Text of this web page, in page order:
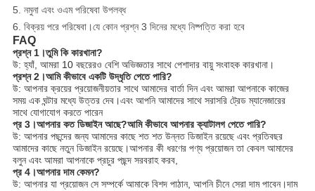
5. নমুনা এবং ওএম পরিষেবা উপলব্ধ
6. বিক্রয় পরে পরিষেবা।যে কোন প্রশ্ন 3 দিনের মধ্যে নিষ্পত্তি করা হবে
FAQ
প্রশ্ন 1।তুমি কি কারখানা?
উ: হ্যাঁ, আমরা 10 বছরেরও বেশি অভিজ্ঞতার সাথে পেশাদার বায়ু সংবাহক কারখানা।
প্রশ্ন 2।আমি কীভাবে একটি উদ্ধৃতি পেতে পারি?
উ: আপনার ক্রয়ের প্রয়োজনীয়তার সাথে আমাদের বার্তা দিন এবং আমরা আপনাকে কাজের
সময় এক ঘন্টার মধ্যে উত্তর দেব।এবং আপনি আমাদের সাথে সরাসরি ট্রেড ম্যানেজারের
সাথে যোগাযোগ করতে পারেন
প্র 3।আপনার কত ডিজাইন আছে?আমি কীভাবে আপনার ক্যাটালগ পেতে পারি?
উ: আপনার পছন্দের জন্য আমাদের কাছে শত শত উন্নত ডিজাইন রয়েছে এবং প্রতিবছর
আমাদের কাছে নতুন ডিজাইন রয়েছে।আপনার কী ধরণের পণ্য প্রয়োজন তা কেবল আমাদের
বলুন এবং আমরা আপনাকে প্রচুর পছন্দ সরবরাহ করব,
প্র 4।আপনার দাম কেমন?
উ: আপনার যা প্রয়োজন সে সম্পর্কে আমাকে বিশদ পাঠান, আপনি চীনে সেরা দাম পাবেন।দাম